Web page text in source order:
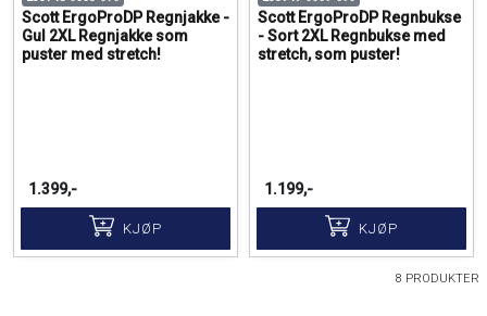
Scott ErgoProDP Regnjakke -
Gul 2XL Regnjakke som
puster med stretch!
1.399,-
KJØP
Scott ErgoProDP Regnbukse
- Sort 2XL Regnbukse med
stretch, som puster!
1.199,-
KJØP
8 PRODUKTER